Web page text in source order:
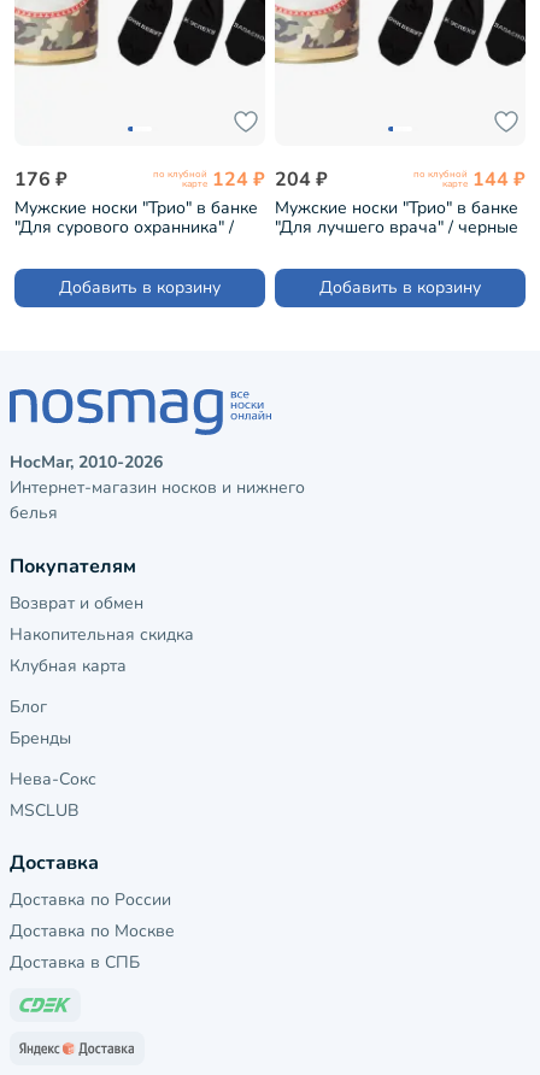
176 ₽ по клубной
карте 124 ₽
Мужские носки "Трио" в банке
"Для сурового охранника" /
Добавить в корзину
204 ₽ по клубной
карте 144 ₽
Мужские носки "Трио" в банке
"Для лучшего врача" / черные
Добавить в корзину
НосМаг, 2010-2026
Интернет-магазин носков и нижнего
белья
Покупателям
Возврат и обмен
Накопительная скидка
Клубная карта
Блог
Бренды
Нева-Сокс
MSCLUB
Доставка
Доставка по России
Доставка по Москве
Доставка в СПБ